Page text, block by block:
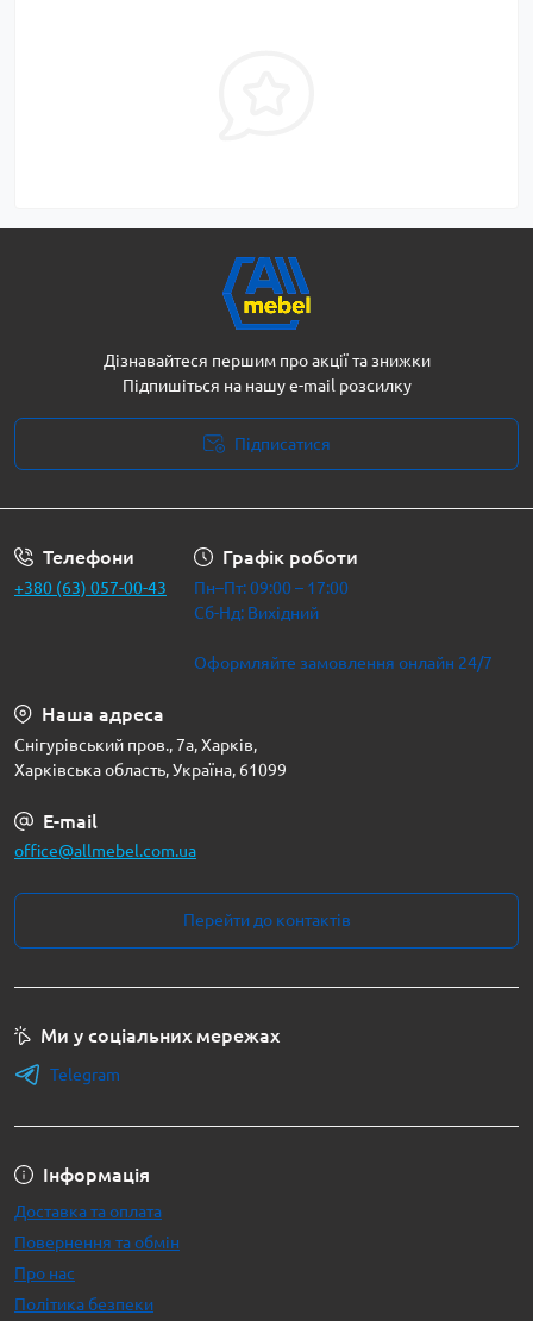
Дізнавайтеся першим про акції та знижки
Підпишіться на нашу e-mail розсилку
Підписатися
Телефони
+380 (63) 057-00-43
Графік роботи
Пн–Пт: 09:00 – 17:00
Сб-Нд: Вихідний
Оформляйте замовлення онлайн 24/7
Наша адреса
Снігурівський пров., 7а, Харків,
Харківська область, Україна, 61099
E-mail
office@allmebel.com.ua
Перейти до контактів
Інформація
Доставка та оплата
Повернення та обмін
Про нас
Політика безпеки
Ми у соціальних мережах
Telegram